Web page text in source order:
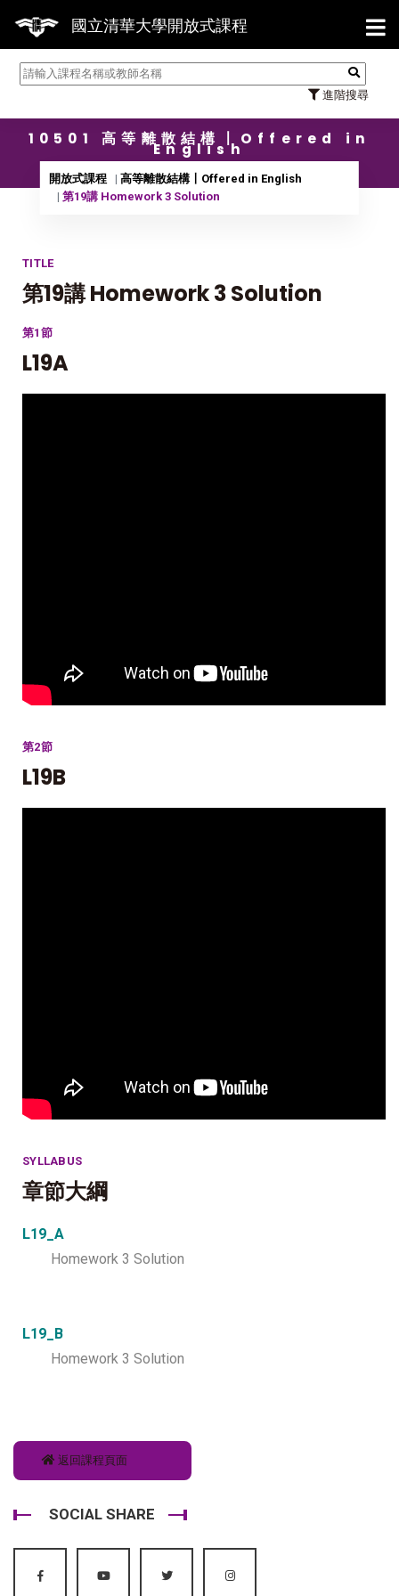
國立清華大學開放式課程
進階搜尋
【
10501 高等離散結構〡Offered in
English
開放式課程
高等離散結構〡Offered in English
第19講 Homework 3 Solution
TITLE
第19講 Homework 3 Solution
第1節
L19A
第2節
L19B
SYLLABUS
章節大綱
L19_A
Homework 3 Solution
L19_B
Homework 3 Solution
返回課程頁面
SOCIAL SHARE